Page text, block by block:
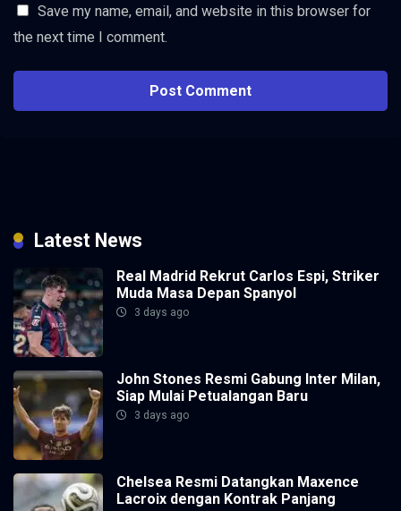
Save my name, email, and website in this browser for
the next time I comment.
Latest News
Real Madrid Rekrut Carlos Espi, Striker
Muda Masa Depan Spanyol
3 days ago
John Stones Resmi Gabung Inter Milan,
Siap Mulai Petualangan Baru
3 days ago
Chelsea Resmi Datangkan Maxence
Lacroix dengan Kontrak Panjang